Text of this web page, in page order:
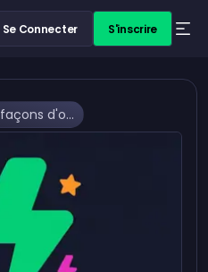
Se Connecter S'inscrire
11 façons d'obtenir de l'énergie gratuite dans Animals & Coins (+ une astuce secrète)